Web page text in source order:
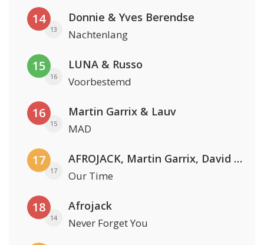
14
13
Donnie & Yves Berendse
Nachtenlang
15
16
LUNA & Russo
Voorbestemd
16
15
Martin Garrix & Lauv
MAD
17
17
AFROJACK, Martin Garrix, David Guetta & Amél
Our Time
18
14
Afrojack
Never Forget You